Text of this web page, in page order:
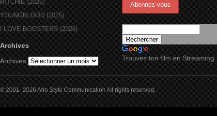
RITCHIE (2026)
YOUNGBLOOD (2025)
I LOVE BOOSTERS (2026)
Archives
Archives
Trouves ton film en Streaming
© 2001- 2026 Afro Style Communication All rights reserved.